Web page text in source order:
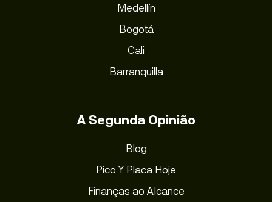
Medellín
Bogotá
Cali
Barranquilla
A Segunda Opinião
Blog
Pico Y Placa Hoje
Finanças ao Alcance